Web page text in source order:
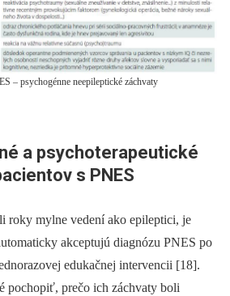
– psychogénne neepileptické záchvaty
a psychoterapeutické
s PNES
roky mylne vedení ako epileptici, je
akceptujú dia­gnózu PNES po
edukačnej intervencii [18].
pochopiť, prečo ich záchvaty boli